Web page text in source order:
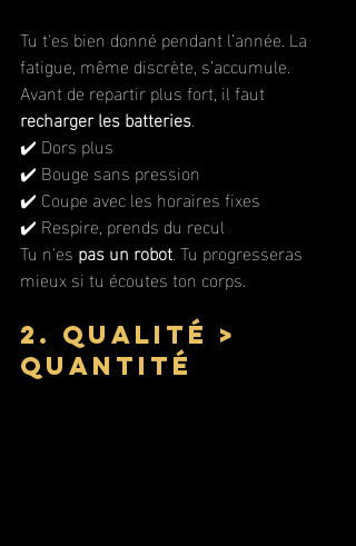
Tu t'es bien donné pendant l’année. La
fatigue, même discrète, s’accumule.
Avant de repartir plus fort, il faut
recharger les batteries.
✔️ Dors plus
✔️ Bouge sans pression
✔️ Coupe avec les horaires fixes
✔️ Respire, prends du recul
Tu n'es pas un robot. Tu progresseras
mieux si tu écoutes ton corps.
2. Qualité >
quantité